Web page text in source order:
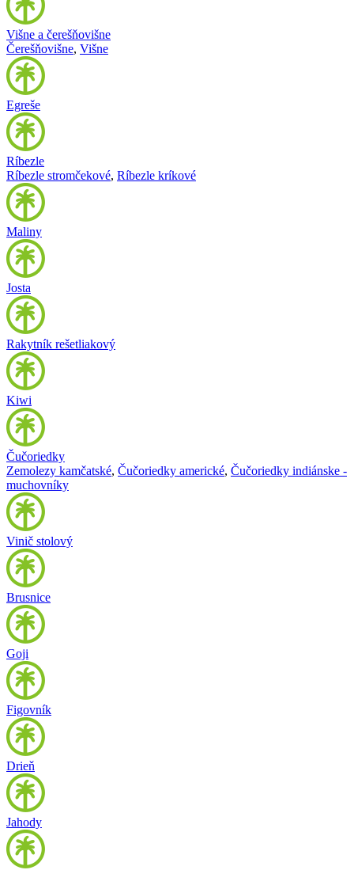
Višne a čerešňovišne
Čerešňovišne, Višne
Egreše
Ríbezle
Ríbezle stromčekové, Ríbezle kríkové
Maliny
Josta
Rakytník rešetliakový
Kiwi
Čučoriedky
Zemolezy kamčatské, Čučoriedky americké, Čučoriedky indiánske -
muchovníky
Vinič stolový
Brusnice
Goji
Figovník
Drieň
Jahody